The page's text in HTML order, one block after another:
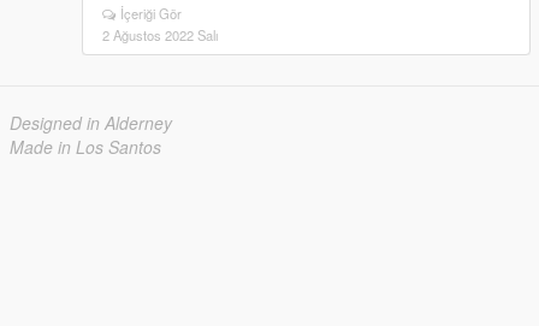
İçeriği Gör
2 Ağustos 2022 Salı
Designed in Alderney
Made in Los Santos